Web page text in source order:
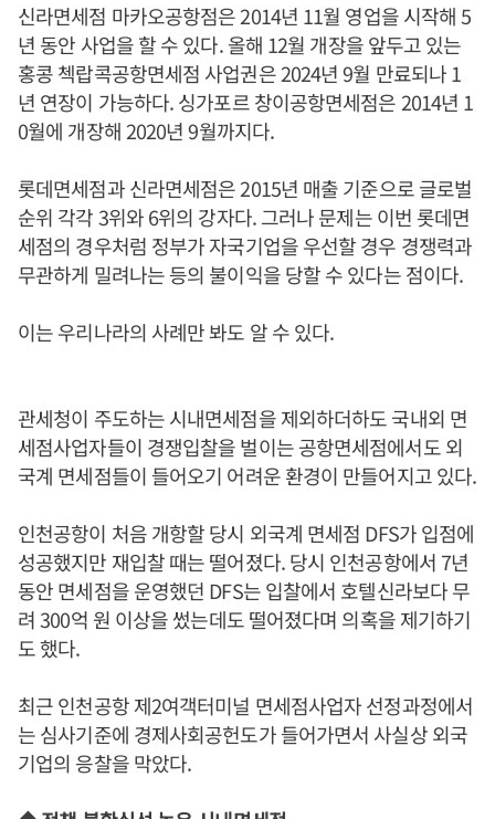
신라면세점 마카오공항점은 2014년 11월 영업을 시작해 5
년 동안 사업을 할 수 있다. 올해 12월 개장을 앞두고 있는
홍콩 첵랍콕공항면세점 사업권은 2024년 9월 만료되나 1
년 연장이 가능하다. 싱가포르 창이공항면세점은 2014년 1
0월에 개장해 2020년 9월까지다.
롯데면세점과 신라면세점은 2015년 매출 기준으로 글로벌
순위 각각 3위와 6위의 강자다. 그러나 문제는 이번 롯데면
세점의 경우처럼 정부가 자국기업을 우선할 경우 경쟁력과
무관하게 밀려나는 등의 불이익을 당할 수 있다는 점이다.
이는 우리나라의 사례만 봐도 알 수 있다.
관세청이 주도하는 시내면세점을 제외하더하도 국내외 면
세점사업자들이 경쟁입찰을 벌이는 공항면세점에서도 외
국계 면세점들이 들어오기 어려운 환경이 만들어지고 있다.
인천공항이 처음 개항할 당시 외국계 면세점 DFS가 입점에
성공했지만 재입찰 때는 떨어졌다. 당시 인천공항에서 7년
동안 면세점을 운영했던 DFS는 입찰에서 호텔신라보다 무
려 300억 원 이상을 썼는데도 떨어졌다며 의혹을 제기하기
도 했다.
최근 인천공항 제2여객터미널 면세점사업자 선정과정에서
는 심사기준에 경제사회공헌도가 들어가면서 사실상 외국
기업의 응찰을 막았다.